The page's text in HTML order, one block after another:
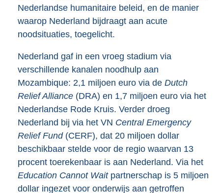
Nederlandse humanitaire beleid, en de manier
waarop Nederland bijdraagt aan acute
noodsituaties, toegelicht.
Nederland gaf in een vroeg stadium via
verschillende kanalen noodhulp aan
Mozambique: 2,1 miljoen euro via de Dutch
Relief Alliance (DRA) en 1,7 miljoen euro via het
Nederlandse Rode Kruis. Verder droeg
Nederland bij via het VN Central Emergency
Relief Fund(CERF), dat 20 miljoen dollar
beschikbaar stelde voor de regio waarvan 13
procent toerekenbaar is aan Nederland. Via het
Education Cannot Waitpartnerschap is 5 miljoen
dollar ingezet voor onderwijs aan getroffen